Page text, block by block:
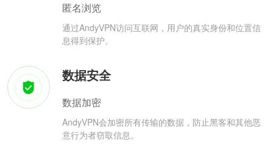
匿名浏览
通过AndyVPN访问互联网，用户的真实身份和位置信
息得到保护。
数据安全
数据加密
AndyVPN会加密所有传输的数据，防止黑客和其他恶
意行为者窃取信息。